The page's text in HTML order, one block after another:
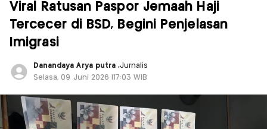
Viral Ratusan Paspor Jemaah Haji
Tercecer di BSD, Begini Penjelasan
Imigrasi
Danandaya Arya putra,Jurnalis
Selasa, 09 Juni 2026 |17:03 WIB